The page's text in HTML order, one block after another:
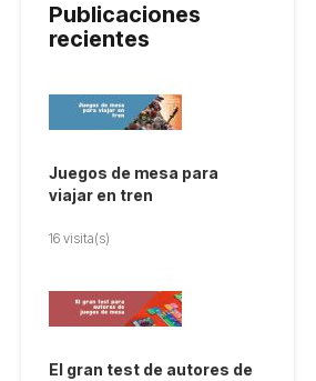
Publicaciones
recientes
Juegos de mesa para
viajar en tren
16 visita(s)
El gran test de autores de